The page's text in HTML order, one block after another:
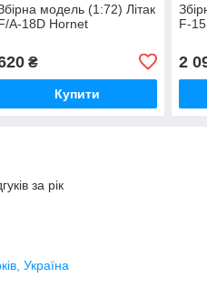
модель (1:72) Літак
A-18D Hornet
₴
Купити
F-
2
за рік
Україна